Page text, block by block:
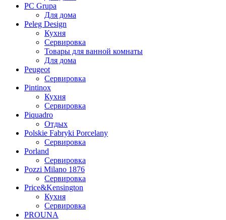
PC Grupa
Для дома
Peleg Design
Кухня
Сервировка
Товары для ванной комнаты
Для дома
Peugeot
Сервировка
Pintinox
Кухня
Сервировка
Piquadro
Отдых
Polskie Fabryki Porcelany
Сервировка
Porland
Сервировка
Pozzi Milano 1876
Сервировка
Price&Kensington
Кухня
Сервировка
PROUNA